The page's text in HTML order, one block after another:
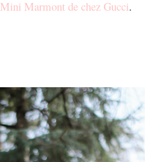
Mini Marmont de chez Gucci.